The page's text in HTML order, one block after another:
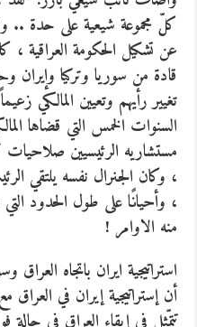
كلّ مجموعة شيعية على حدة ..
عن تشكيل الحكومة العراقية ،
قادة من سوريا وتركيا وإيران
تغيير رأيهم وتعيين المالكي
السنوات الخمس التي قضاها
مستشاريه الرئيسيين صلاحيات
، وكان الجنرال نفسه يلتقي
، وأحيانًا على طول الحدود التي
منه الاوامر !
استراتيجية ايران باتجاه العراق
أن إستراتيجية إيران في العراق